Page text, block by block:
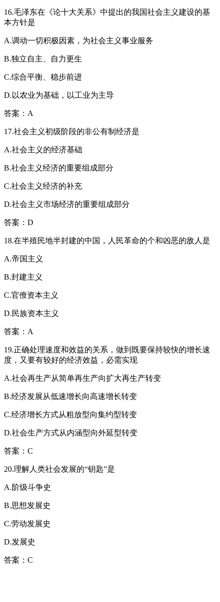
16.毛泽东在《论十大关系》中提出的我国社会主义建设的基
本方针是
A.调动一切积极因素，为社会主义事业服务
B.独立自主、自力更生
C.综合平衡、稳步前进
D.以农业为基础，以工业为主导
答案：A
17.社会主义初级阶段的非公有制经济是
A.社会主义的经济基础
B.社会主义经济的重要组成部分
C.社会主义经济的补充
D.社会主义市场经济的重要组成部分
答案：D
18.在半殖民地半封建的中国，人民革命的个和凶恶的敌人是
A.帝国主义
B.封建主义
C.官僚资本主义
D.民族资本主义
答案：A
19.正确处理速度和效益的关系，做到既要保持较快的增长速
度，又要有较好的经济效益，必需实现
A.社会再生产从简单再生产向扩大再生产转变
B.经济发展从低速增长向高速增长转变
C.经济增长方式从粗放型向集约型转变
D.社会生产方式从内涵型向外延型转变
答案：C
20.理解人类社会发展的“钥匙”是
A.阶级斗争史
B.思想发展史
C.劳动发展史
D.发展史
答案：C